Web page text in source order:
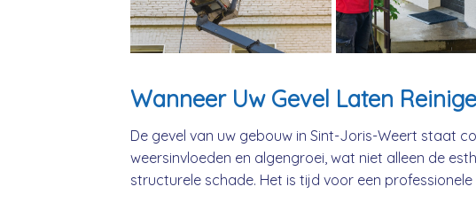
Wanneer Uw Gevel Laten
De gevel van uw gebouw in Sint-Joris-Weert staat
weersinvloeden en algengroei, wat niet alleen de
structurele schade. Het is tijd voor een